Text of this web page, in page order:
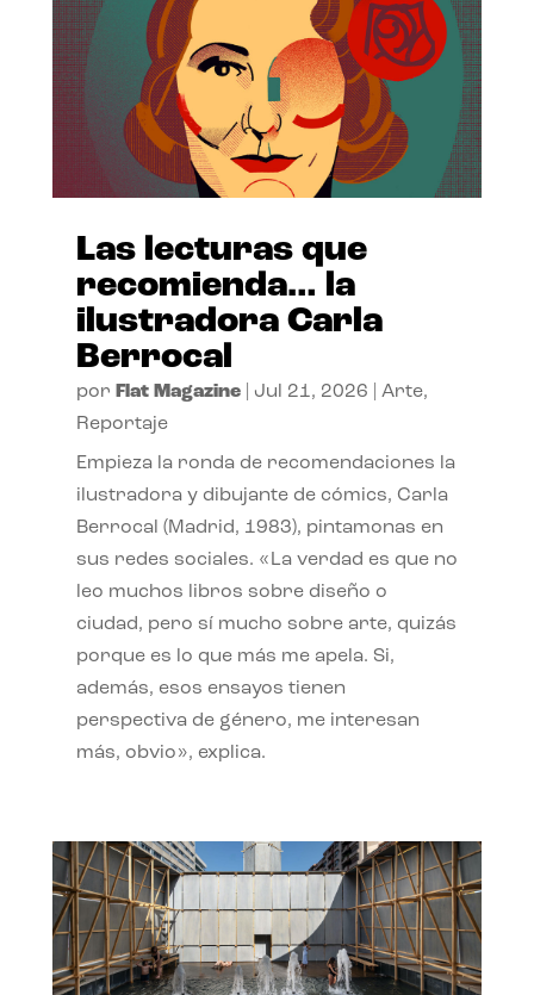
Las lecturas que
recomienda… la
ilustradora Carla
Berrocal
por Flat Magazine| Jul 21, 2026 Arte,
Reportaje
Empieza la ronda de recomendaciones la
ilustradora y dibujante de cómics, Carla
Berrocal (Madrid, 1983), pintamonas en
sus redes sociales. «La verdad es que no
leo muchos libros sobre diseño o
ciudad, pero sí mucho sobre arte, quizás
porque es lo que más me apela. Si,
además, esos ensayos tienen
perspectiva de género, me interesan
más, obvio», explica.